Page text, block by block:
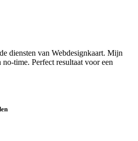
diensten van Webdesignkaart. Mijn
time. Perfect resultaat voor een